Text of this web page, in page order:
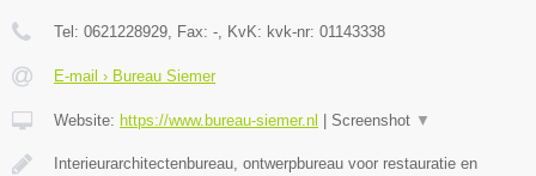
Tel: 0621228929, Fax: -, KvK: kvk-nr: 01143338
E-mail › Bureau Siemer
Website: https://www.bureau-siemer.nl Screenshot ▼
Interieurarchitectenbureau, ontwerpbureau voor restauratie en